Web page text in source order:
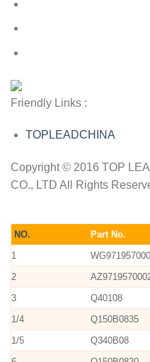
Friendly Links :
TOPLEADCHINA
Copyright © 2016 TOP
CO., LTD All Rights
NO. Part No.
1
2
3
Q40108
1/4
Q150B0835
1/5
Q340B08